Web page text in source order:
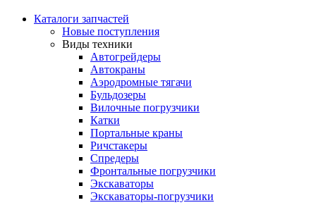
Каталоги запчастей
Новые поступления
Виды техники
Автогрейдеры
Автокраны
Аэродромные тягачи
Бульдозеры
Вилочные погрузчики
Катки
Портальные краны
Ричстакеры
Спредеры
Фронтальные погрузчики
Экскаваторы
Экскаваторы-погрузчики